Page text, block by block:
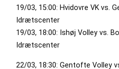
19/03, 15:00: Hvidovre VK vs.
Idrætscenter
19/03, 18:00: Ishøj Volley vs.
Idrætscenter
22/03, 18:30: Gentofte Volley